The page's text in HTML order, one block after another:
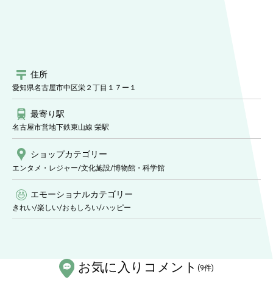
住所
愛知県名古屋市中区栄２丁目１７ー１
最寄り駅
名古屋市営地下鉄東山線 栄駅
ショップカテゴリー
エンタメ・レジャー/文化施設/博物館・科学館
エモーショナルカテゴリー
きれい/楽しい/おもしろい/ハッピー
お気に入りコメント (9件)